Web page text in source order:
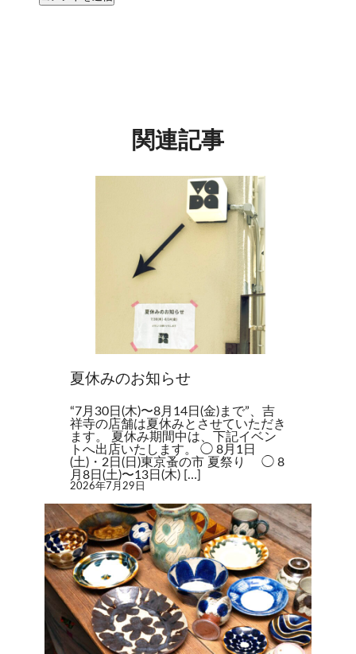
関連記事
夏休みのお知らせ
“7月30日(木)〜8月14日(金)まで”、吉
祥寺の店舗は夏休みとさせていただき
ます。 夏休み期間中は、下記イベン
トへ出店いたします。 ◯ 8月1日
(土)・2日(日)東京蚤の市 夏祭り ◯ 8
月8日(土)〜13日(木) […]
2026年7月29日